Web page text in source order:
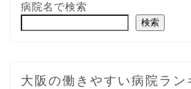
病院名で検索
検索
大阪の働きやすい病院ラン